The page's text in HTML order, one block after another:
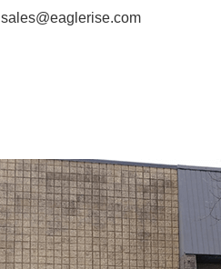
sales@eaglerise.com